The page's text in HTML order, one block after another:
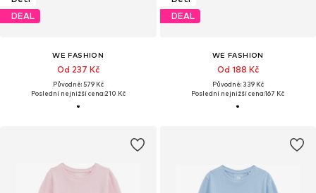
DEAL
WE FASHION
Od 237 Kč
Původně: 579 Kč
Poslední nejnižší cena:210 Kč
DEAL
WE FASHION
Od 188 Kč
Původně: 339 Kč
Poslední nejnižší cena:167 Kč